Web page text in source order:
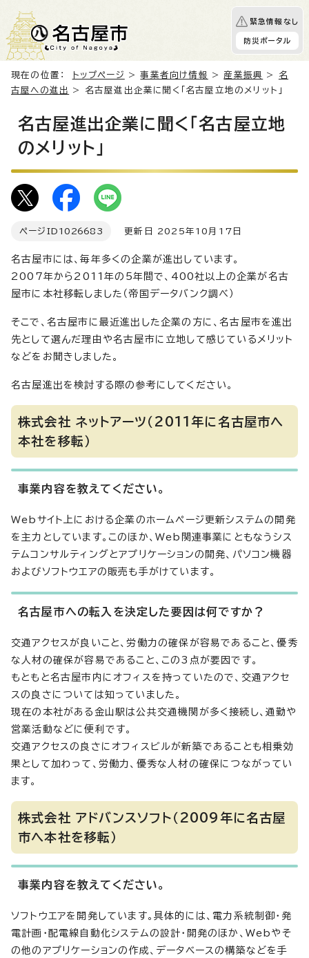
緊急情報なし
防災ポータル
現在の位置： トップページ >事業者向け情報 > 産業振興 > 名
古屋への進出
> 名古屋進出企業に聞く「名古屋立地のメリット」
名古屋進出企業に聞く「名古屋立地
のメリット」
ページID 1026683 更新日 2025年10月17日
名古屋市には、毎年多くの企業が進出しています。
2007年から2011年の5年間で、400社以上の企業が名古
屋市に本社移転しました（帝国データバンク調べ）
そこで、名古屋市に最近進出した企業の方に、名古屋市を進出
先として選んだ理由や名古屋市に立地して感じているメリット
などをお聞きしました。
名古屋進出を検討する際の参考にしてください。
株式会社 ネットアーツ（2011年に名古屋市へ
本社を移転）
事業内容を教えてください。
Webサイト上における企業のホームページ更新システムの開発
を主力としています。このほか、Web関連事業にともなうシス
テムコンサルティングとアプリケーションの開発、パソコン機器
およびソフトウエアの販売も手がけています。
名古屋市への転入を決定した要因は何ですか？
交通アクセスが良いこと、労働力の確保が容易であること、優秀
な人材の確保が容易であること、この3点が要因です。
もともと名古屋市内にオフィスを持っていたので、交通アクセ
スの良さについては知っていました。
現在の本社がある金山駅は公共交通機関が多く接続し、通勤や
営業活動などに便利です。
交通アクセスの良さにオフィスビルが新築であることも相乗効
果として加わって、労働力、優秀な人材の確保につながってい
ます。
株式会社 アドバンスソフト（2009年に名古屋
市へ本社を移転）
事業内容を教えてください。
ソフトウエアを開発しています。具体的には、電力系統制御・発
電計画・配電線自動化システムの設計・開発のほか、Webやそ
の他のアプリケーションの作成、データベースの構築などを手